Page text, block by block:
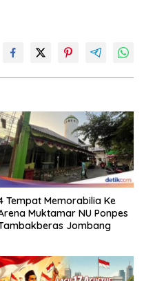
Tempat Memorabilia Ke
Muktamar NU Ponpes
Jombang